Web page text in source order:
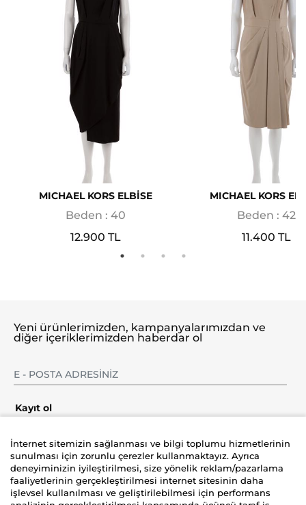
MICHAEL KORS ELBİSE
Beden : 40
12.900 TL
MICHAEL KORS
Beden : 42
11.400 TL
Şirket
Yeni ürünlerimizden, kampanyalarımızdan ve
diğer içeriklerimizden haberdar ol
Kayıt ol
İnternet sitemizin sağlanması ve bilgi toplumu hizmetlerinin
sunulması için zorunlu çerezler kullanmaktayız. Ayrıca
deneyiminizin iyileştirilmesi, size yönelik reklam/pazarlama
faaliyetlerinin gerçekleştirilmesi internet sitesinin daha
işlevsel kullanılması ve geliştirilebilmesi için performans